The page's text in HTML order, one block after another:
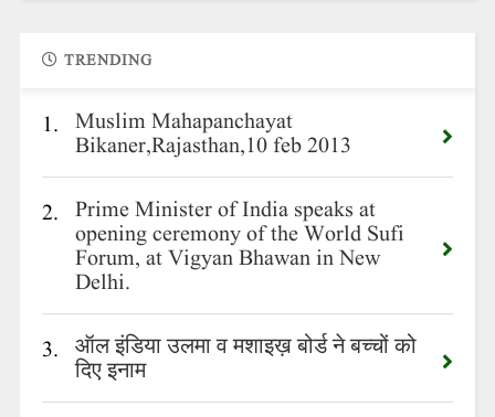
TRENDING
1. Muslim Mahapanchayat
Bikaner,Rajasthan,10 feb 2013
2. Prime Minister of India speaks at
opening ceremony of the World Sufi
Forum, at Vigyan Bhawan in New
Delhi.
3. ऑल इंडिया उलमा व मशाइख़ बोर्ड ने बच्चों को
दिए इनाम